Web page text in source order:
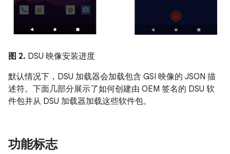
图 2. DSU 映像安装进度
默认情况下，DSU 加载器会加载包含 GSI 映像的 JSON 描
述符。下面几部分展示了如何创建由 OEM 签名的 DSU 软
件包并从 DSU 加载器加载这些软件包。
功能标志